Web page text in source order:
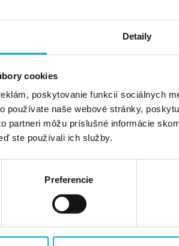
Detaily
cookies
poskytovanie funkcií sociálnych
používate naše webové stránky,
partneri môžu príslušné informácie
ste používali ich služby.
Preferencie